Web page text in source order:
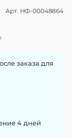
Арт. НФ-00048864
заказа для
4 дней